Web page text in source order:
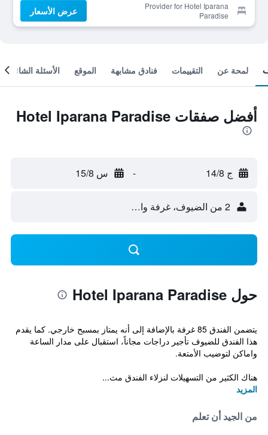
Provider for Hotel Iparana
Paradise
عرض الأسعار
لمحة عن التقييمات فنادق مشابهة الموقع الأسئلة الشائعة
أفضل صفقات Hotel Iparana Paradise
ج 14/8 - س 15/8
2 من الضيوف، غرفة واحدة
حول Hotel Iparana Paradise
يتضمن الفندق 85 غرفة بالإضافة إلى أنه يمتاز بمسبح خارجي. كما يقدم
هذا الفندق للضيوف تأجير دراجات مجاناً، استقبال على مدار الساعة
واماكن لتوضيب الأمتعة.
هناك الكثير من التسهيلات لنزلاء الفندق مث...
المزيد
من الجيد أن تعلم